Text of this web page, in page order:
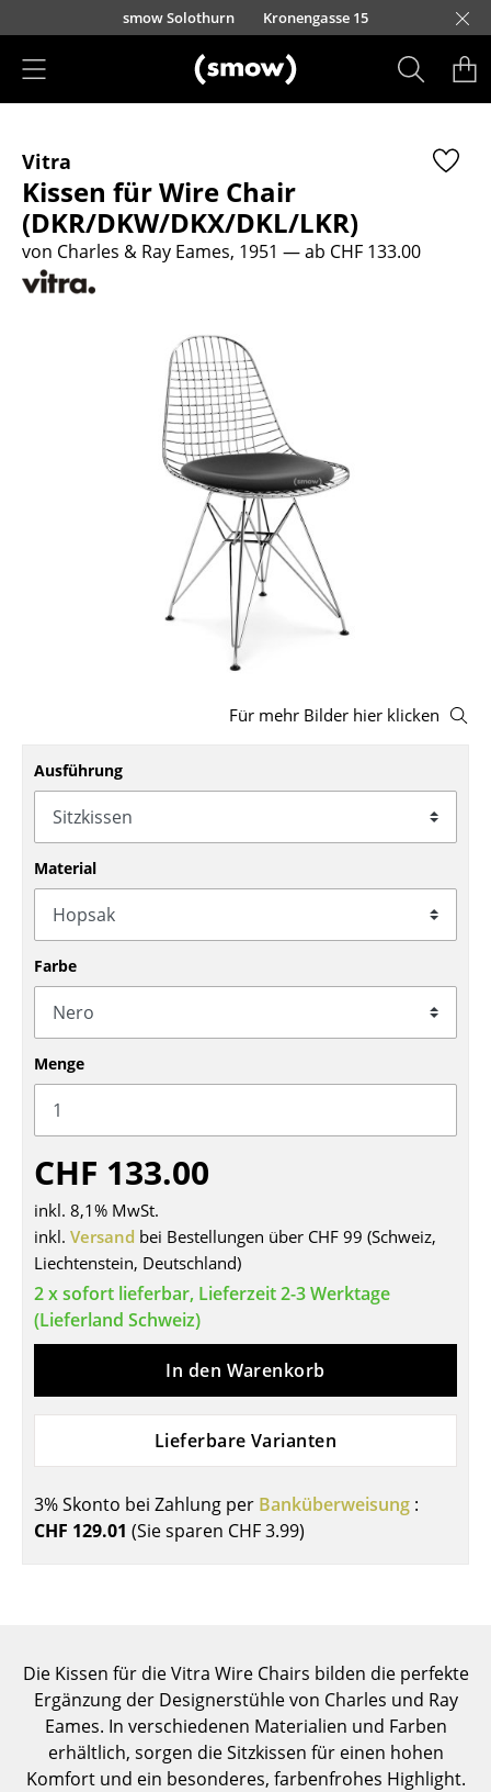
Direkt zum Inhaltsmow Solothurn Kronengasse 15
Sitzmöbel
Esszimmerstühle
Sofas
Sessel
Freischwinger
Bürodrehstühle
Konferenzstühle
Bürosessel
Einzelteile
... alle Sitzmöbel
Tische
Esstische
Beistelltische
Schreibtische
Sekretäre & PC-Tische
Konferenztische
Stehtische & Stehpulte
Servierwagen
Einzelteile
... alle Tische
Bücherregale
Wandregale
Sideboards & Kommoden
Vitra
Kissen für Wire Chair
(DKR/DKW/DKX/DKL/LKR)
von Charles & Ray Eames, 1951 — ab CHF 133.00
Für mehr Bilder hier klicken
Ausführung
Material
Farbe
Menge
CHF 133.00
inkl. 8,1% MwSt.
inkl. Versand bei Bestellungen über CHF 99 (Schweiz,
Liechtenstein, Deutschland)
2 x sofort lieferbar, Lieferzeit 2-3 Werktage
(Lieferland Schweiz)
In den Warenkorb
Lieferbare Varianten
3% Skonto bei Zahlung per Banküberweisung :
CHF 129.01 (Sie sparen CHF 3.99)
Die Kissen für die Vitra Wire Chairs bilden die perfekte
Ergänzung der Designerstühle von Charles und Ray
Eames. In verschiedenen Materialien und Farben
erhältlich, sorgen die Sitzkissen für einen hohen
Komfort und ein besonderes, farbenfrohes Highlight.